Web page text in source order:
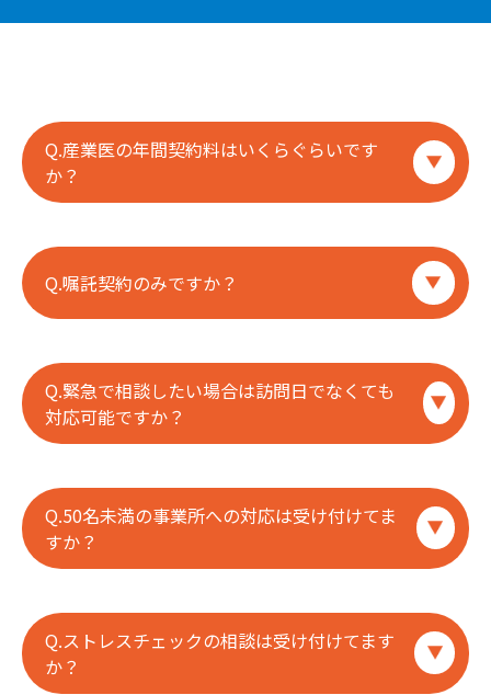
Q.産業医の年間契約料はいくらぐらいです
か？
ります。 基本的に訪問料は2万~2万5000円/時、1回2
時間程度のご訪問としております。 顧問料は、業務内
容や総従業員数によって変化し、ご相談頂ければご契
で、お気軽にお問い合わせくださいませ。
Q.嘱託契約のみですか？
とも可能です。 月に4回ご訪問させて頂いている事業
所様もございます。 問い合わせフォームよりお気軽に
ご相談ください。
Q.緊急で相談したい場合は訪問日でなくても
対応可能ですか？
ますが、基本的にはご対応可能です。 ご契約には、顧
問料を設定させて頂いておりますので、メールやお電
話であればお気軽にお問い合わせください。 追加でご
ます。
Q.50名未満の事業所への対応は受け付けてま
すか？
どちらでもご選択可能ですのでお気軽にお問い合わせ
ください。
Q.ストレスチェックの相談は受け付けてます
か？